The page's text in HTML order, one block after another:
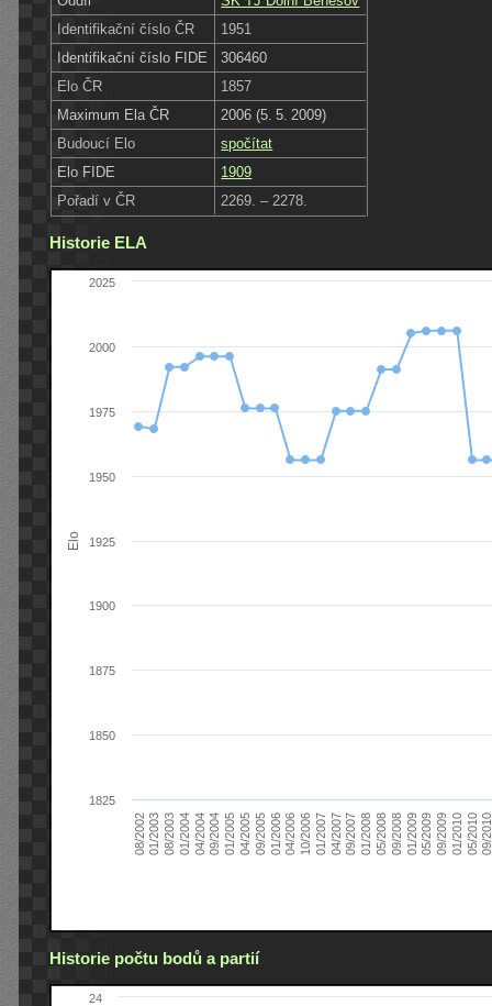
Identifikační číslo ČR
1951
Identifikační číslo FIDE
306460
Elo ČR
1857
Maximum Ela ČR
2006 (5. 5. 2009)
Budoucí Elo
spočítat
Elo FIDE
1909
Pořadí v ČR
2269. – 2278.
Historie ELA
Elo
08/200201/200308/200301/200404/200409/200401/200504/200509/200501/200604/200610/200601/200704/200709/200701/200805/200809/200801/200905/200909/200901/201005/201009/
1825
1850
1875
1900
1925
1950
1975
2000
2025
Historie počtu bodů a partií
24